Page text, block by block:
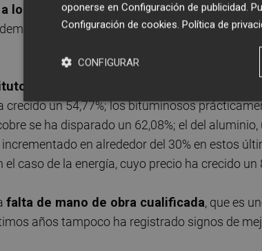
los que se vienen registrando desde
que elevó la espiral inflacionista, y
Valenciano de Edificación
crecido un 54,77%; los bituminosos
se ha disparado un 62,08%; el del
en alrededor del 30% en estos
caso de la energía, cuyo precio ha crecido un
falta de mano de obra cualificada, que es
años tampoco ha registrado signos de
oponerse en Configuración de publicidad.
Configuración de cookies. Política de
CONFIGURAR